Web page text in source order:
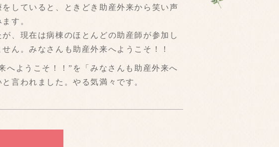
していると、ときどき助産外来から笑い声
す。
、現在は病棟のほとんどの助産師が参加し
ん。みなさんも助産外来へようこそ！！
ようこそ！！”を「みなさんも助産外来へ
言われました。やる気満々です。